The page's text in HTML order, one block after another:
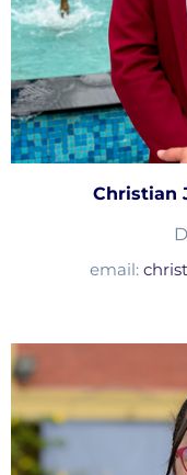
Christian
email: